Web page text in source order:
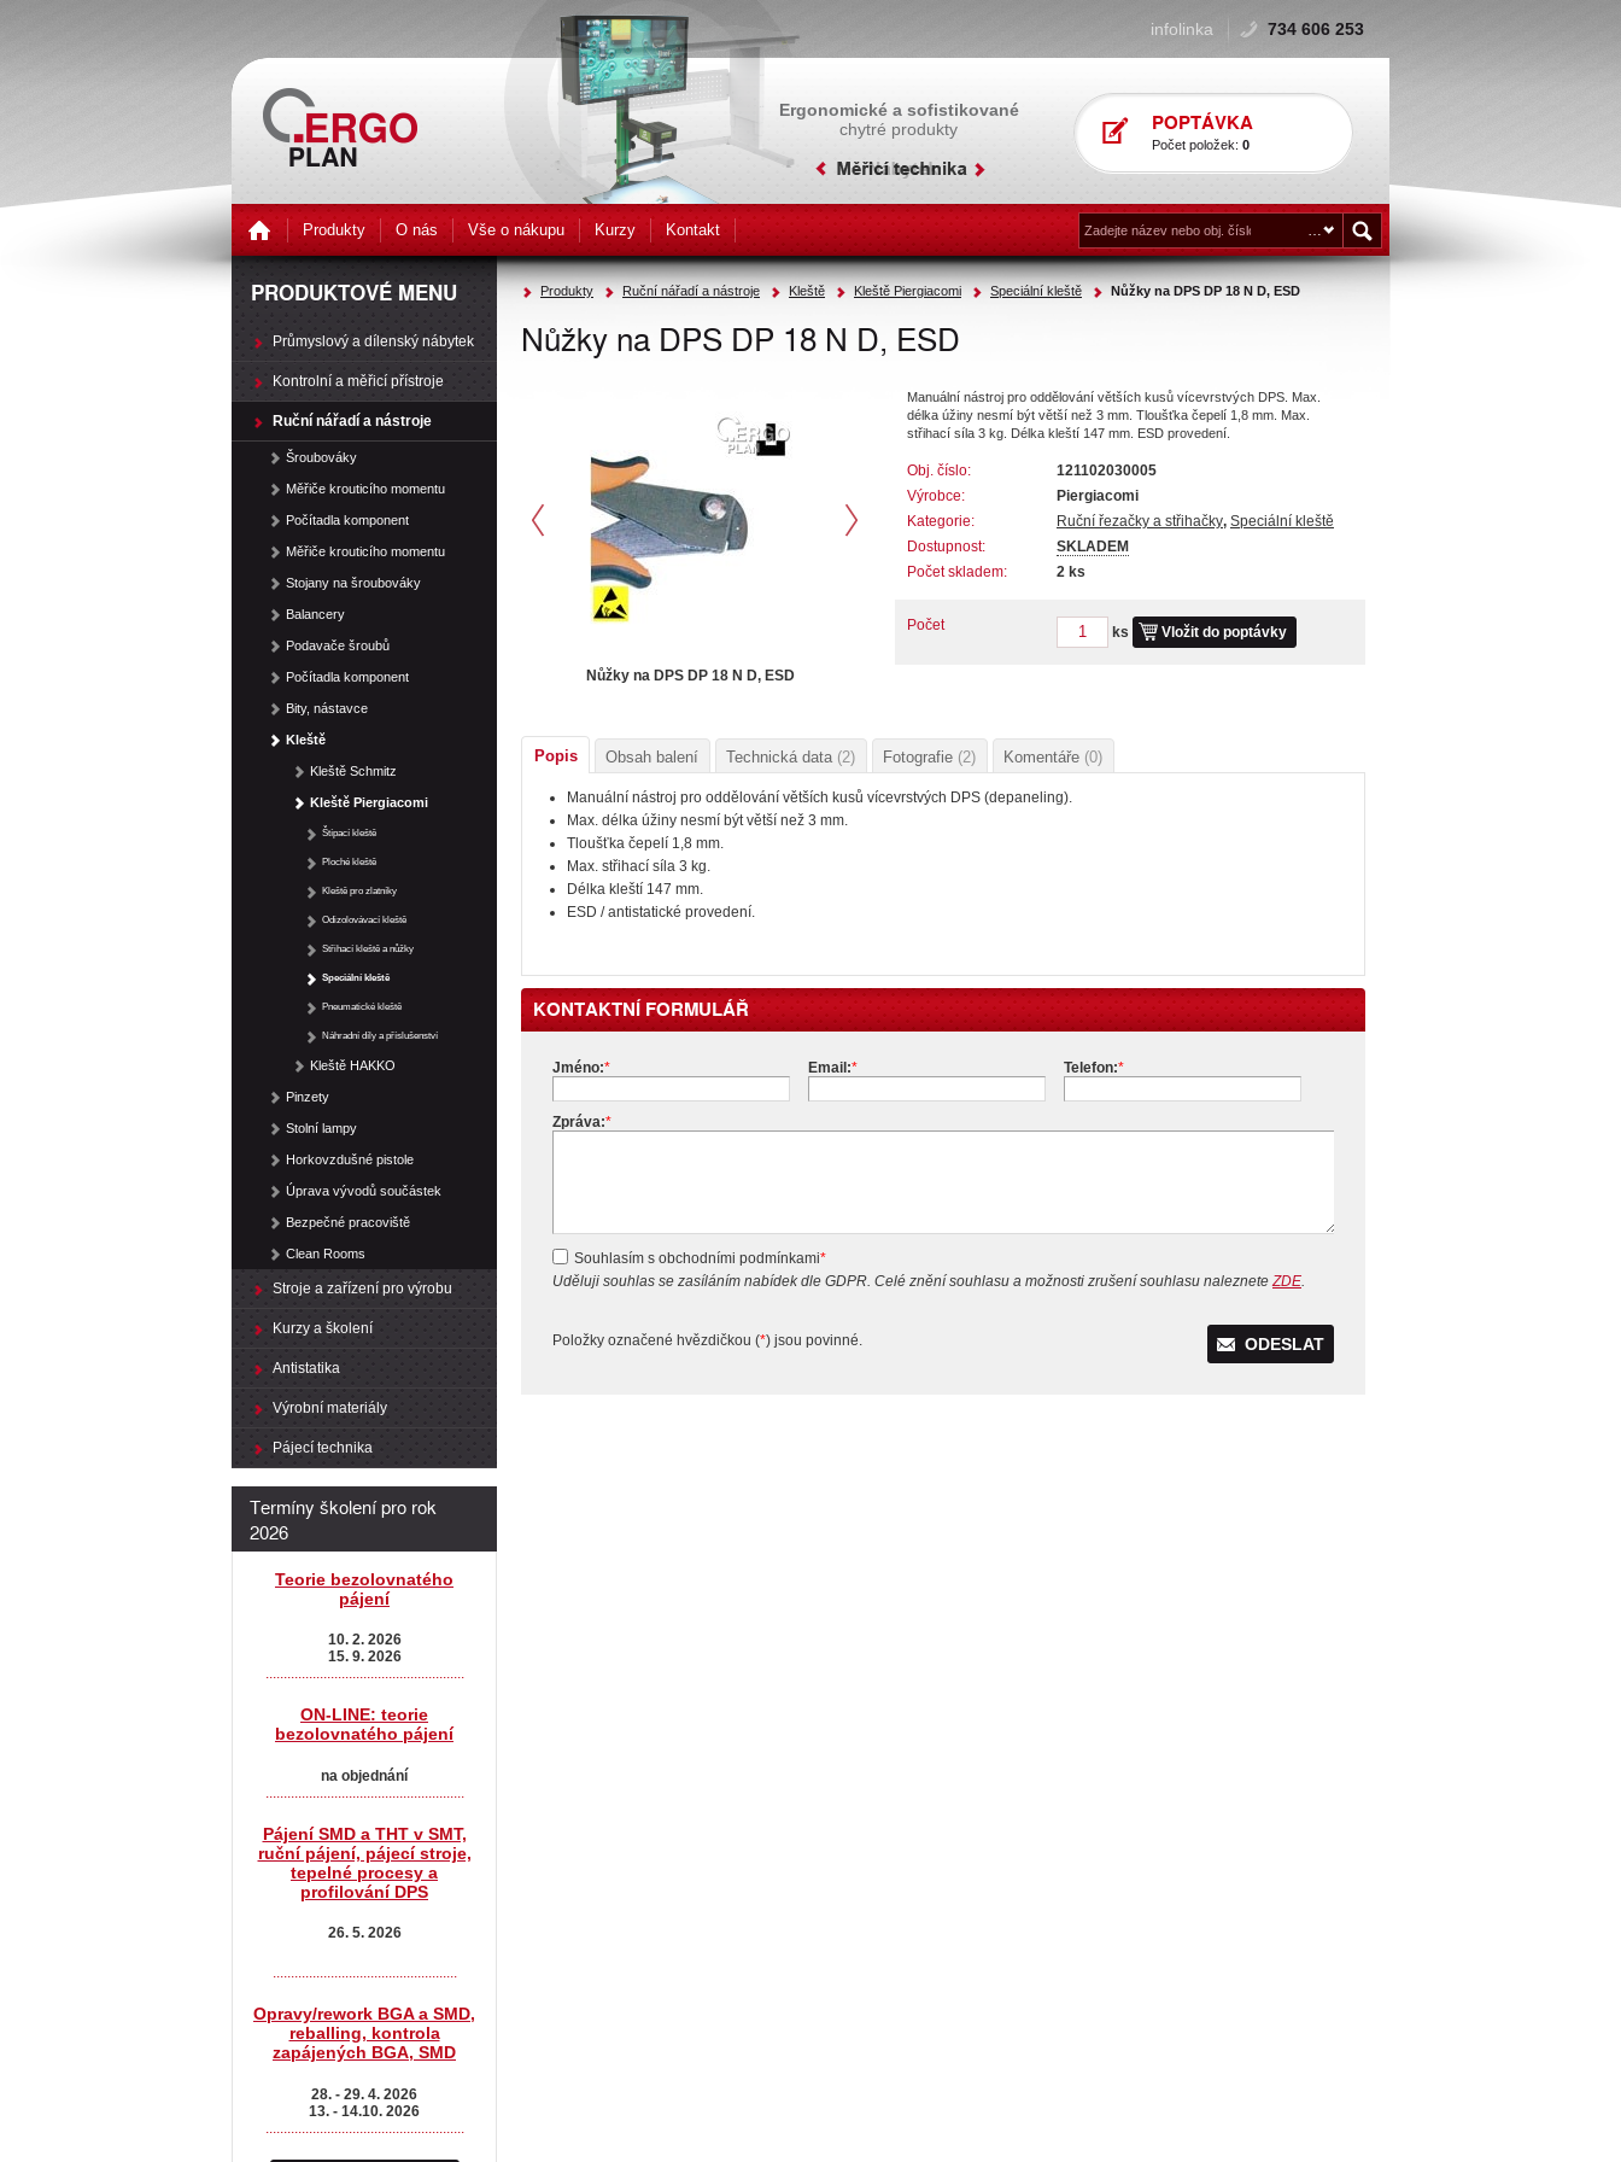
Ergonomické a sofistikované
chytré produkty
infolinka 734 606 253
POPTÁVKA
Počet položek: 0
Produkty O nás Vše o nákupu Kurzy Kontakt
Produkty Ruční nářadí a nástroje Kleště Kleště Piergiacomi Speciální kleště Nůžky na DPS DP 18 N D, ESD
Nůžky na DPS DP 18 N D, ESD
Manuální nástroj pro oddělování větších kusů vícevrstvých DPS. Max.
délka úžiny nesmí být větší než 3 mm. Tloušťka čepelí 1,8 mm. Max.
střihací síla 3 kg. Délka kleští 147 mm. ESD provedení.
Obj. číslo:
121102030005
Výrobce:
Piergiacomi
Kategorie:
Ruční řezačky a střihačky, Speciální kleště
Dostupnost:
SKLADEM
Počet skladem:
2 ks
Počet ks Vložit do poptávky
Nůžky na DPS DP 18 N D, ESD
Popis Obsah balení Technická data (2) Fotografie (2) Komentáře (0)
Manuální nástroj pro oddělování větších kusů vícevrstvých DPS (depaneling).
Max. délka úžiny nesmí být větší než 3 mm.
Tloušťka čepelí 1,8 mm.
Max. střihací síla 3 kg.
Délka kleští 147 mm.
ESD / antistatické provedení.
KONTAKTNÍ FORMULÁŘ
Jméno:* Email:* Telefon:*
Zpráva:*
Souhlasím s obchodními podmínkami*
Uděluji souhlas se zasíláním nabídek dle GDPR. Celé znění souhlasu a možnosti zrušení souhlasu nalezneteZDE.
ODESLAT
Položky označené hvězdičkou (*) jsou povinné.
PRODUKTOVÉ MENU
Průmyslový a dílenský nábytek
Kontrolní a měřicí přístroje
Ruční nářadí a nástroje
Šroubováky
Měřiče krouticího momentu
Počítadla komponent
Měřiče krouticího momentu
Stojany na šroubováky
Balancery
Podavače šroubů
Počítadla komponent
Bity, nástavce
Kleště
Kleště Schmitz
Kleště Piergiacomi
Štípací kleště
Ploché kleště
Kleště pro zlatníky
Odizolovávací kleště
Střihací kleště a nůžky
Speciální kleště
Pneumatické kleště
Náhradní díly a příslušenství
Kleště HAKKO
Pinzety
Stolní lampy
Horkovzdušné pistole
Úprava vývodů součástek
Bezpečné pracoviště
Clean Rooms
Stroje a zařízení pro výrobu
Kurzy a školení
Antistatika
Výrobní materiály
Pájecí technika
Termíny školení pro rok
2026
Teorie bezolovnatého
pájení
10. 2. 2026
15. 9. 2026
.......................................................
ON-LINE: teorie
bezolovnatého pájení
na objednání
Pájení SMD a THT v SMT,
ruční pájení, pájecí stroje,
tepelné procesy a
profilování DPS
26. 5. 2026
...................................................
Opravy/rework BGA a SMD,
reballing, kontrola
zapájených BGA, SMD
28. - 29. 4. 2026
13. - 14.10. 2026